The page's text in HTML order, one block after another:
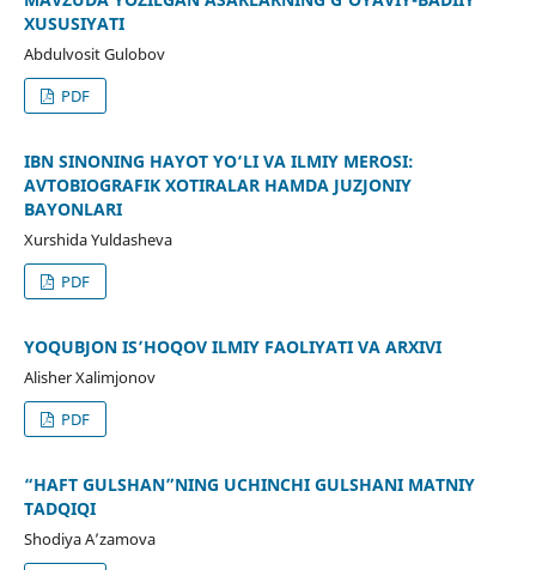
XUSUSIYATI
Abdulvosit Gulobov
PDF
IBN SINONING HAYOT YO‘LI VA ILMIY MEROSI:
AVTOBIOGRAFIK XOTIRALAR HAMDA JUZJONIY
BAYONLARI
Xurshida Yuldasheva
PDF
YOQUBJON IS’HOQOV ILMIY FAOLIYATI VA ARXIVI
Alisher Xalimjonov
PDF
“HAFT GULSHAN”NING UCHINCHI GULSHANI MATNIY
TADQIQI
Shodiya A’zamova